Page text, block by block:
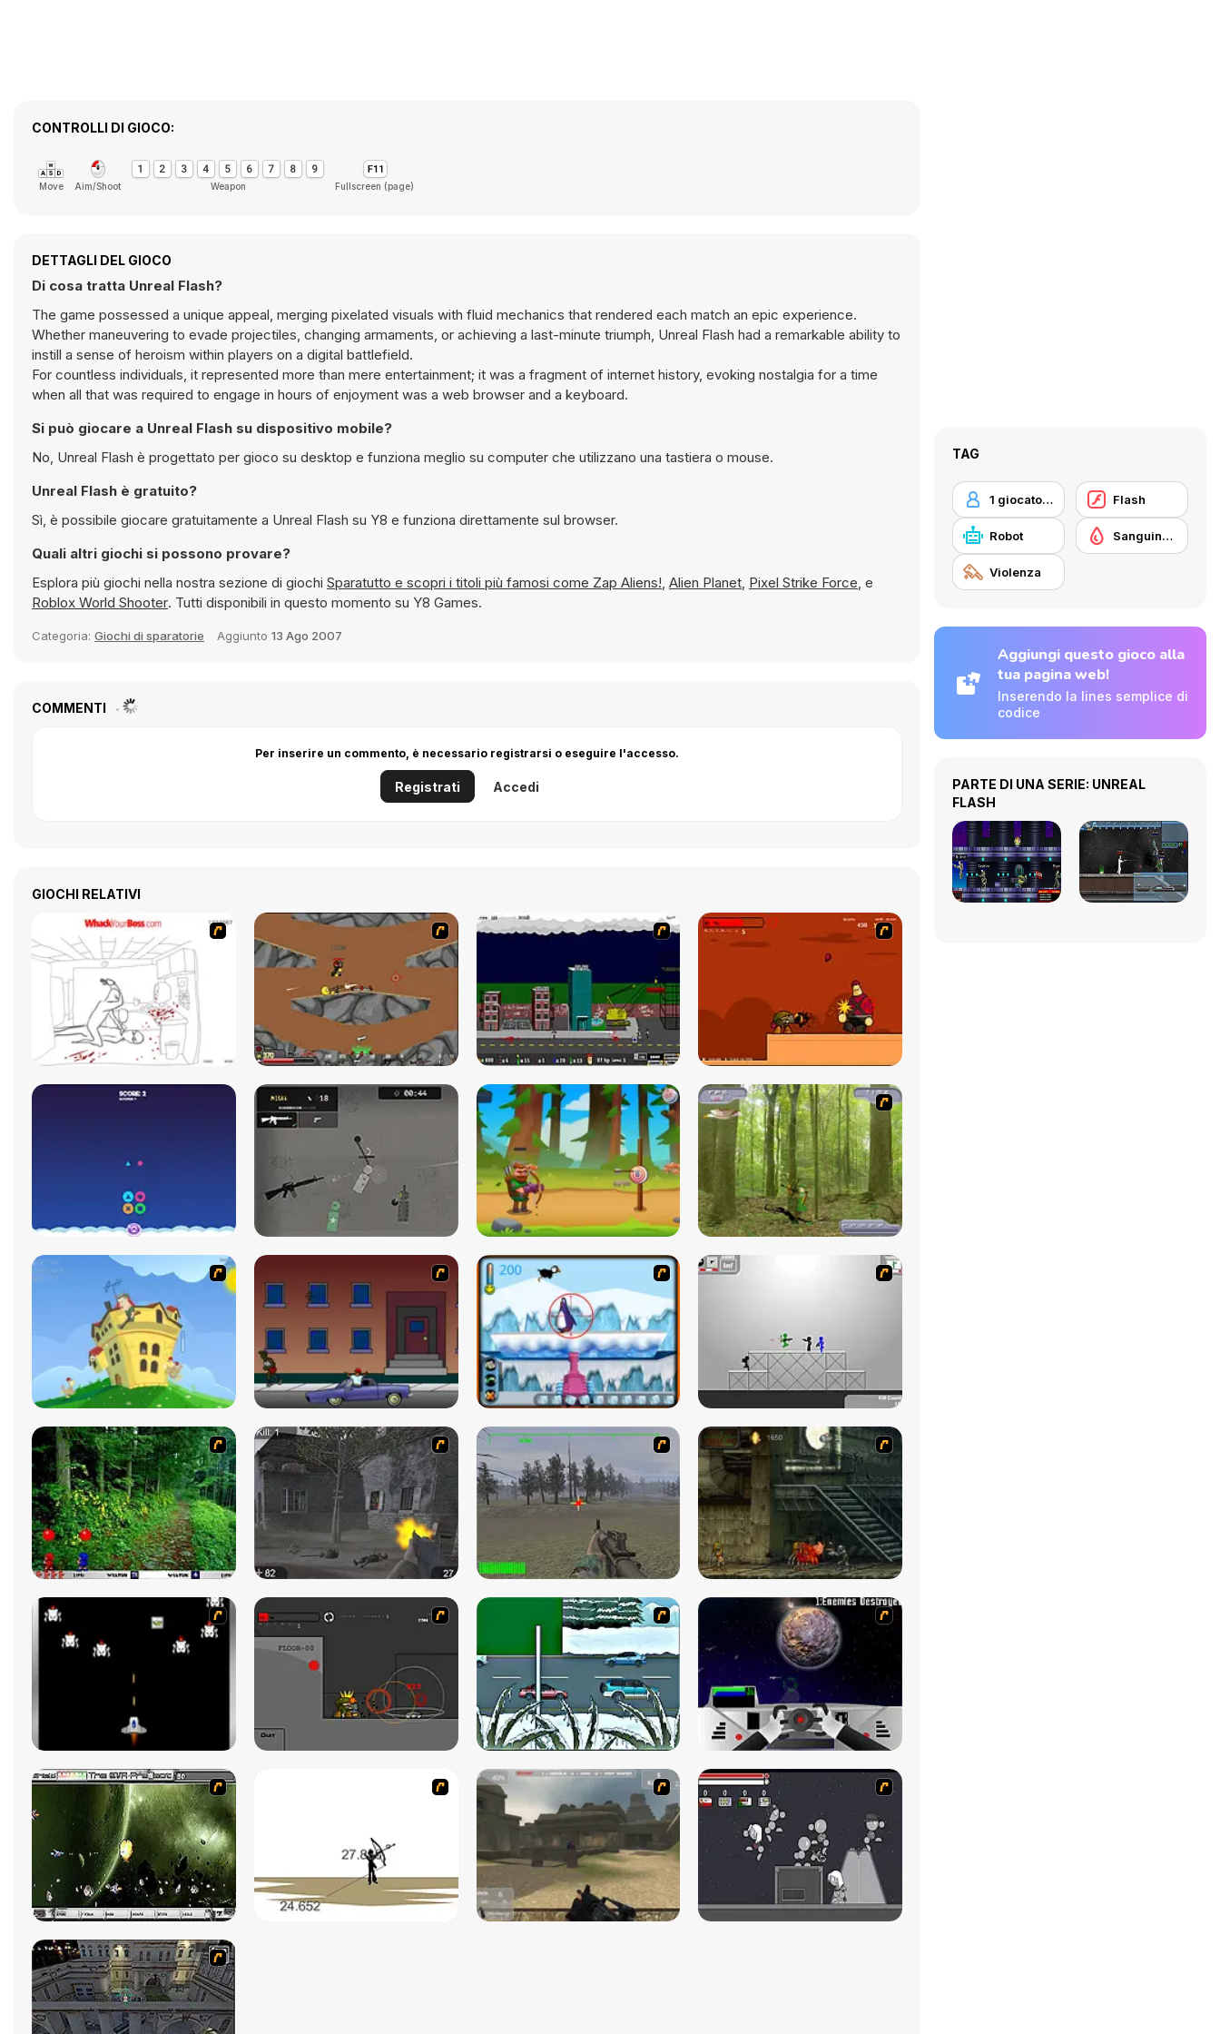
CONTROLLI DI GIOCO:
Move Aim/Shoot Weapon Fullscreen (page)
DETTAGLI DEL GIOCO
Di cosa tratta Unreal Flash?
The game possessed a unique appeal, merging pixelated visuals with fluid mechanics that rendered each match an epic experience.
Whether maneuvering to evade projectiles, changing armaments, or achieving a last-minute triumph, Unreal Flash had a remarkable ability to
instill a sense of heroism within players on a digital battlefield.
For countless individuals, it represented more than mere entertainment; it was a fragment of internet history, evoking nostalgia for a time
when all that was required to engage in hours of enjoyment was a web browser and a keyboard.
Si può giocare a Unreal Flash su dispositivo mobile?
No, Unreal Flash è progettato per gioco su desktop e funziona meglio su computer che utilizzano una tastiera o mouse.
Unreal Flash è gratuito?
Sì, è possibile giocare gratuitamente a Unreal Flash su Y8 e funziona direttamente sul browser.
Quali altri giochi si possono provare?
Esplora più giochi nella nostra sezione di giochi
Sparatutto e scopri i titoli più famosi come Zap Aliens!, Alien Planet, Pixel Strike Force, e
Roblox World Shooter. Tutti disponibili in questo momento su Y8 Games.
Categoria: Giochi di sparatorie Aggiunto 13 Ago 2007
COMMENTI
Per inserire un commento, è necessario registrarsi o eseguire l'accesso.
Registrati Accedi
GIOCHI RELATIVI
TAG
1 giocatore Flash
Robot Sanguinosi
Violenza
Aggiungi questo gioco alla
tua pagina web!
Inserendo la lines semplice di
codice
PARTE DI UNA SERIE: UNREAL
FLASH